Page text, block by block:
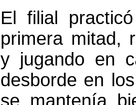
El filial
primera mitad,
y jugando en
desborde en
se mantenía